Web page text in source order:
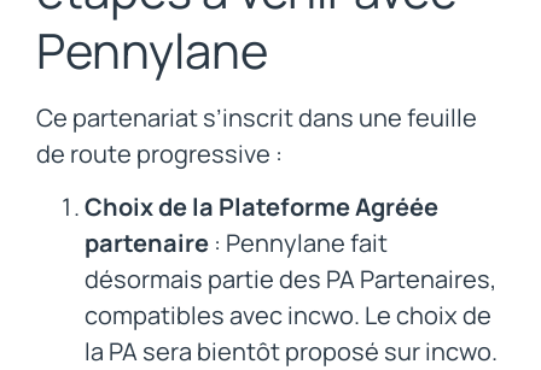
Pennylane
Ce partenariat s’inscrit dans une feuille
de route progressive :
Choix de la Plateforme Agréée
partenaire : Pennylane fait
désormais partie des PA Partenaires,
compatibles avec incwo. Le choix de
la PA sera bientôt proposé sur incwo.